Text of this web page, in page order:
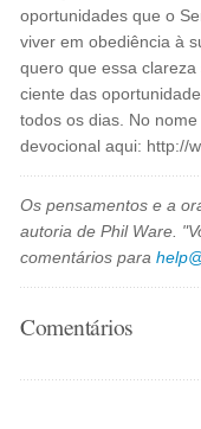
oportunidades que o
viver em obediência à
quero que essa
ciente das
todos os dias. No
devocional aqui: http://
Os pensamentos e a
autoria de Phil Ware.
comentários para
Comentários